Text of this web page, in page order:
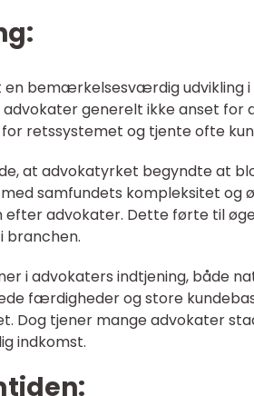
bemærkelsesværdig udvikling i
advokater generelt ikke anset
retssystemet og tjente ofte
at advokatyrket begyndte at
samfundets kompleksitet og
advokater. Dette førte til
branchen.
i advokaters indtjening, både
færdigheder og store
Dog tjener mange advokater
indkomst.